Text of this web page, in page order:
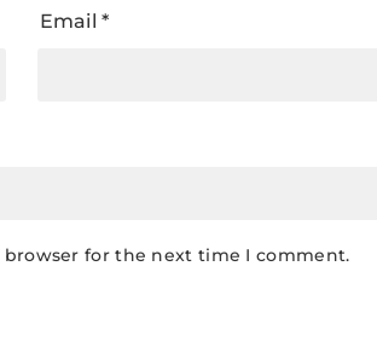
Email*
for the next time I comment.